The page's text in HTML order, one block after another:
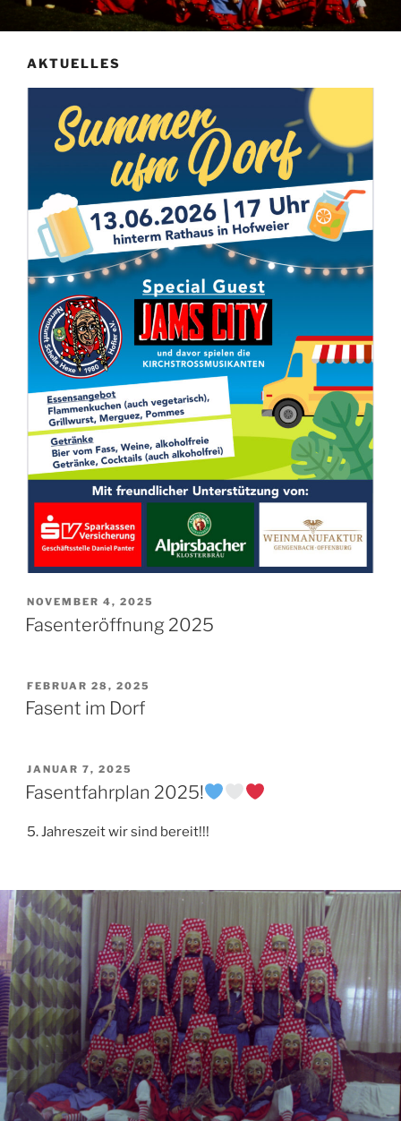
AKTUELLES
VERÖFFENTLICHT
AM
NOVEMBER 4, 2025
Fasenteröffnung 2025
VERÖFFENTLICHT
AM
FEBRUAR 28, 2025
Fasent im Dorf
VERÖFFENTLICHT
AM
JANUAR 7, 2025
Fasentfahrplan 2025!
5. Jahreszeit wir sind bereit!!!